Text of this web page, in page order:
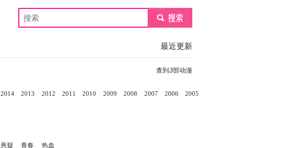
submit
最近更新
查到 3部动漫
2014 2013 2012 2011 2010 2009 2008 2007 2006
2005
悬疑 青春 热血